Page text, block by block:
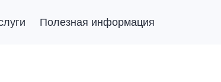
Полезная информация